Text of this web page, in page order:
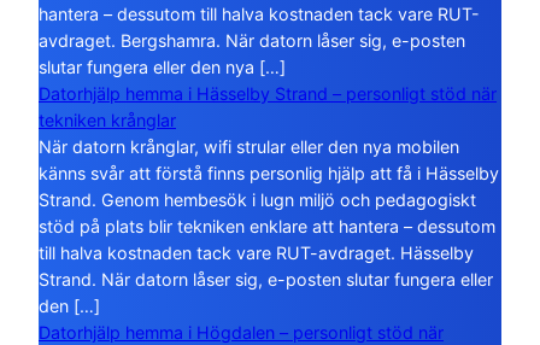
hantera – dessutom till halva kostnaden tack vare RUT-
avdraget. Bergshamra. När datorn låser sig, e-posten
slutar fungera eller den nya […]
Datorhjälp hemma i Hässelby Strand – personligt stöd när
tekniken krånglar
När datorn krånglar, wifi strular eller den nya mobilen
känns svår att förstå finns personlig hjälp att få i Hässelby
Strand. Genom hembesök i lugn miljö och pedagogiskt
stöd på plats blir tekniken enklare att hantera – dessutom
till halva kostnaden tack vare RUT-avdraget. Hässelby
Strand. När datorn låser sig, e-posten slutar fungera eller
den […]
Datorhjälp hemma i Högdalen – personligt stöd när